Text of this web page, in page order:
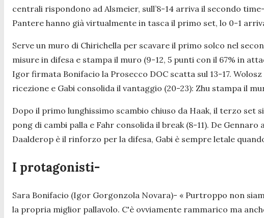
centrali rispondono ad Alsmeier, sull’8-14 arriva il secondo
Pantere hanno già virtualmente in tasca il primo set, lo 0-1
Serve un muro di Chirichella per scavare il primo solco nel
misure in difesa e stampa il muro (9-12, 5 punti con il 67% in
Igor firmata Bonifacio la Prosecco DOC scatta sul 13-17.
ricezione e Gabi consolida il vantaggio (20-23): Zhu stampa il
Dopo il primo lunghissimo scambio chiuso da Haak, il terzo set
pong di cambi palla e Fahr consolida il break (8-11). De Gennaro
Daalderop è il rinforzo per la difesa, Gabi è sempre letale
I protagonisti-
Sara Bonifacio (Igor Gorgonzola Novara)- « Purtroppo non
la propria miglior pallavolo. C'è ovviamente rammarico ma